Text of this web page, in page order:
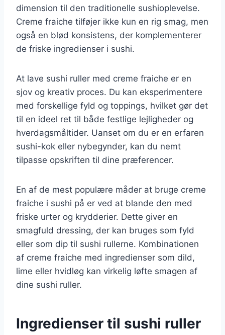
dimension til den traditionelle sushioplevelse.
Creme fraiche tilføjer ikke kun en rig smag, men
også en blød konsistens, der komplementerer
de friske ingredienser i sushi.
At lave sushi ruller med creme fraiche er en
sjov og kreativ proces. Du kan eksperimentere
med forskellige fyld og toppings, hvilket gør det
til en ideel ret til både festlige lejligheder og
hverdagsmåltider. Uanset om du er en erfaren
sushi-kok eller nybegynder, kan du nemt
tilpasse opskriften til dine præferencer.
En af de mest populære måder at bruge creme
fraiche i sushi på er ved at blande den med
friske urter og krydderier. Dette giver en
smagfuld dressing, der kan bruges som fyld
eller som dip til sushi rullerne. Kombinationen
af creme fraiche med ingredienser som dild,
lime eller hvidløg kan virkelig løfte smagen af
dine sushi ruller.
Ingredienser til sushi ruller